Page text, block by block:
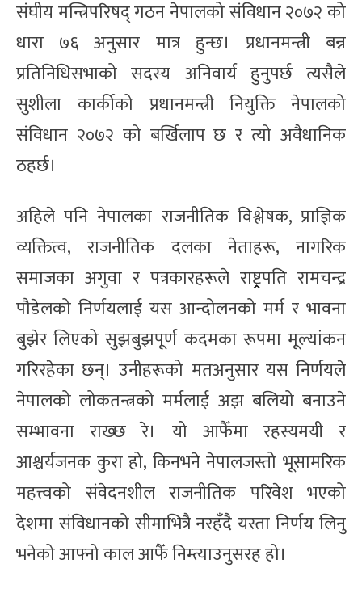
संघीय मन्त्रिपरिषद् गठन नेपालको संविधान २०७२ को
धारा ७६ अनुसार मात्र हुन्छ। प्रधानमन्त्री बन्न
प्रतिनिधिसभाको सदस्य अनिवार्य हुनुपर्छ त्यसैले
सुशीला कार्कीको प्रधानमन्त्री नियुक्ति नेपालको
संविधान २०७२ को बर्खिलाप छ र त्यो अवैधानिक
ठहर्छ।
अहिले पनि नेपालका राजनीतिक विश्लेषक, प्राज्ञिक
व्यक्तित्व, राजनीतिक दलका नेताहरू, नागरिक
समाजका अगुवा र पत्रकारहरूले राष्ट्र्रपति रामचन्द्र
पौडेलको निर्णयलाई यस आन्दोलनको मर्म र भावना
बुझेर लिएको सुझबुझपूर्ण कदमका रूपमा मूल्यांकन
गरिरहेका छन्। उनीहरूको मतअनुसार यस निर्णयले
नेपालको लोकतन्त्रको मर्मलाई अझ बलियो बनाउने
सम्भावना राख्छ रे। यो आफैँमा रहस्यमयी र
आश्चर्यजनक कुरा हो, किनभने नेपालजस्तो भूसामरिक
महत्त्वको संवेदनशील राजनीतिक परिवेश भएको
देशमा संविधानको सीमाभित्रै नरहँदै यस्ता निर्णय लिनु
भनेको आफ्नो काल आफैँ निम्त्याउनुसरह हो।